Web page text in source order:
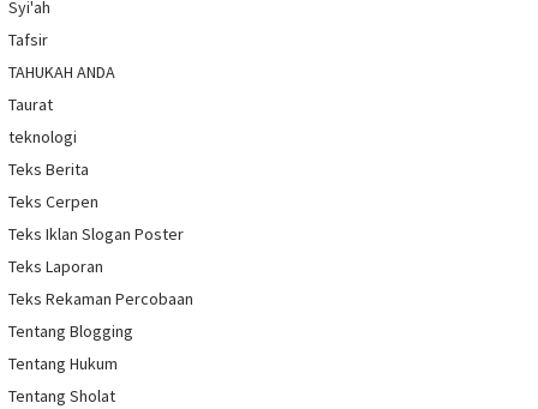
Syi'ah
Tafsir
TAHUKAH ANDA
Taurat
teknologi
Teks Berita
Teks Cerpen
Teks Iklan Slogan Poster
Teks Laporan
Teks Rekaman Percobaan
Tentang Blogging
Tentang Hukum
Tentang Sholat